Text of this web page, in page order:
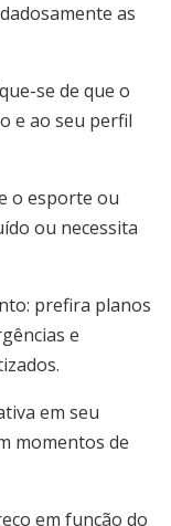
as
se de que o
e ao seu perfil
o esporte ou
ou necessita
prefira planos
e
em seu
momentos de
em função do